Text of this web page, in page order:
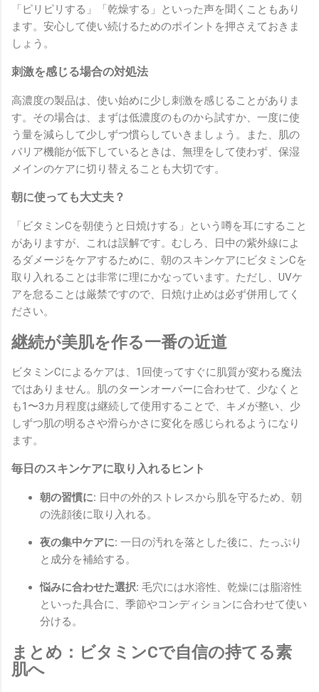
「ピリピリする」「乾燥する」といった声を聞くこともあり
ます。安心して使い続けるためのポイントを押さえておきま
しょう。
刺激を感じる場合の対処法
高濃度の製品は、使い始めに少し刺激を感じることがありま
す。その場合は、まずは低濃度のものから試すか、一度に使
う量を減らして少しずつ慣らしていきましょう。また、肌の
バリア機能が低下しているときは、無理をして使わず、保湿
メインのケアに切り替えることも大切です。
朝に使っても大丈夫？
「ビタミンCを朝使うと日焼けする」という噂を耳にすること
がありますが、これは誤解です。むしろ、日中の紫外線によ
るダメージをケアするために、朝のスキンケアにビタミンCを
取り入れることは非常に理にかなっています。ただし、UVケ
アを怠ることは厳禁ですので、日焼け止めは必ず併用してく
ださい。
継続が美肌を作る一番の近道
ビタミンCによるケアは、1回使ってすぐに肌質が変わる魔法
ではありません。肌のターンオーバーに合わせて、少なくと
も1〜3カ月程度は継続して使用することで、キメが整い、少
しずつ肌の明るさや滑らかさに変化を感じられるようになり
ます。
毎日のスキンケアに取り入れるヒント
朝の習慣に: 日中の外的ストレスから肌を守るため、朝
の洗顔後に取り入れる。
夜の集中ケアに: 一日の汚れを落とした後に、たっぷり
と成分を補給する。
悩みに合わせた選択: 毛穴には水溶性、乾燥には脂溶性
といった具合に、季節やコンディションに合わせて使い
分ける。
まとめ：ビタミンCで自信の持てる素
肌へ